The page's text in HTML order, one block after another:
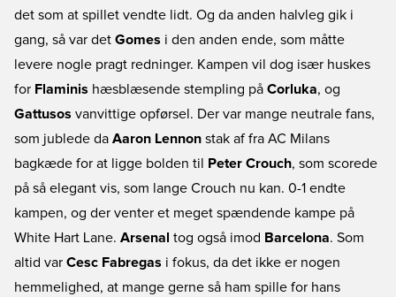
det som at spillet vendte lidt. Og da anden halvleg gik i
gang, så var det Gomes i den anden ende, som måtte
levere nogle pragt redninger. Kampen vil dog især huskes
for Flaminis hæsblæsende stempling på Corluka, og
Gattusos vanvittige opførsel. Der var mange neutrale fans,
som jublede da Aaron Lennon stak af fra AC Milans
bagkæde for at ligge bolden til
Peter Crouch, som scorede
på så elegant vis, som lange Crouch nu kan. 0-1 endte
kampen, og der venter et meget spændende kampe på
White Hart Lane. Arsenal tog også imod Barcelona. Som
altid var Cesc Fabregas i fokus, da det ikke er nogen
hemmelighed, at mange gerne så ham spille for hans